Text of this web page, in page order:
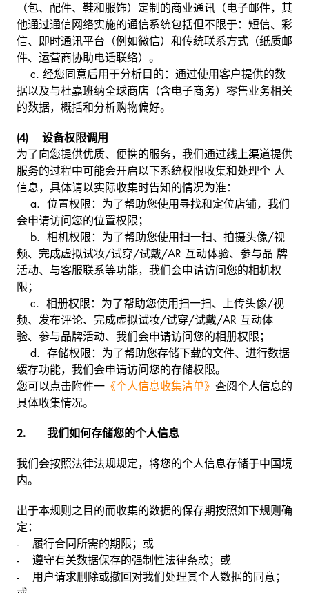
（包、配件、鞋和服饰）定制的商业通讯（电子邮件，其
他通过通信网络实施的通信系统包括但不限于：短信、彩
信、即时通讯平台（例如微信）和传统联系方式（纸质邮
件、运营商协助电话联络）。
c. 经您同意后用于分析目的：通过使用客户提供的数
据以及与杜嘉班纳全球商店（含电子商务）零售业务相关
的数据，概括和分析购物偏好。
(4) 设备权限调用
为了向您提供优质、便携的服务，我们通过线上渠道提供
服务的过程中可能会开启以下系统权限收集和处理个 人
信息，具体请以实际收集时告知的情况为准：
a. 位置权限：为了帮助您使用寻找和定位店铺，我们
会申请访问您的位置权限；
b. 相机权限：为了帮助您使用扫一扫、拍摄头像/视
频、完成虚拟试妆/试穿/试戴/AR 互动体验、参与品 牌
活动、与客服联系等功能，我们会申请访问您的相机权
限；
c. 相册权限：为了帮助您使用扫一扫、上传头像/视
频、发布评论、完成虚拟试妆/试穿/试戴/AR 互动体
验、参与品牌活动、我们会申请访问您的相册权限；
d. 存储权限：为了帮助您存储下载的文件、进行数据
缓存功能，我们会申请访问您的存储权限。
您可以点击附件一《个人信息收集清单》 查阅个人信息的
具体收集情况。
2. 我们如何存储您的个人信息
我们会按照法律法规规定，将您的个人信息存储于中国境
内。
出于本规则之目的而收集的数据的保存期按照如下规则确
定：
- 履行合同所需的期限；或
- 遵守有关数据保存的强制性法律条款；或
- 用户请求删除或撤回对我们处理其个人数据的同意；